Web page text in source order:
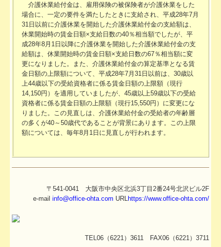
介護休業給付金は、雇用保険の被保険者が介護休業をした
場合に、一定の要件を満たしたときに支給され、平成28年7月
31日以前に介護休業を開始した介護休業給付金の支給額は、
休業開始時の賃金日額×支給日数の40％相当額でしたが、平
成28年8月1日以降に介護休業を開始した介護休業給付金の支
給額は、休業開始時の賃金日額×支給日数の67％相当額に変
更になりました。また、介護休業給付金の算定基準となる賃
金日額の上限額について、平成28年7月31日以前は、30歳以
上44歳以下の受給資格者に係る賃金日額の上限額（現行
14,150円）を適用していましたが、45歳以上59歳以下の受給
資格者に係る賃金日額の上限額（現行15,550円）に変更にな
りました。この見直しは、介護休業給付金の受給者の年齢層
の多くが40～50歳代であることが背景にあります。この上限
額については、毎年8月1日に見直しが行われます。
〒541-0041 大阪市中央区北浜3丁目2番24号北沢ビル2F
e-mail info@office-ohta.com URL https://www.office-ohta.com/
TEL06（6221）3611 FAX06（6221）3711